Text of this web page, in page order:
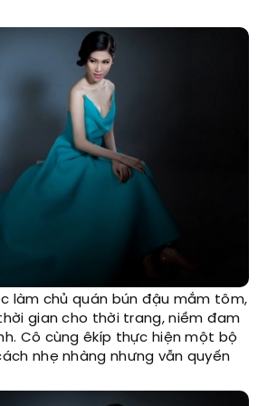
làm chủ quán bún đậu mắm tôm,
gian cho thời trang, niềm đam
Cô cùng êkíp thực hiện một bộ
nhẹ nhàng nhưng vẫn quyến